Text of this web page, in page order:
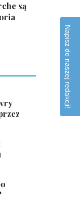
są
Napisz do naszej redakcji!